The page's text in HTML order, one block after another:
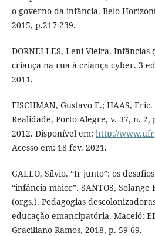
o governo da infância. Belo
2015, p.217-239.
DORNELLES, Leni Vieira. Infâncias
criança na rua à criança cyber. 3
2011.
FISCHMAN, Gustavo E.; HAAS,
Realidade, Porto Alegre, v. 37, n. 2,
2012. Disponível em: http://
Acesso em: 18 fev. 2021.
GALLO, Sílvio. “Ir junto”: os
“infância maior”. SANTOS, Solange
(orgs.). Pedagogias
educação emancipatória. Maceió:
Graciliano Ramos, 2018, p. 59-69.